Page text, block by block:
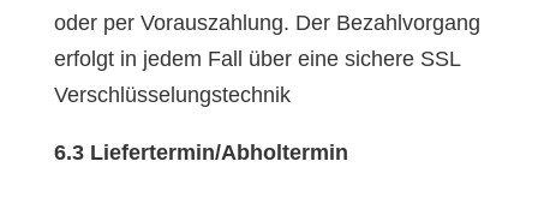
oder per Vorauszahlung. Der Bezahlvorgang
erfolgt in jedem Fall über eine sichere SSL
Verschlüsselungstechnik
6.3 Liefertermin/Abholtermin